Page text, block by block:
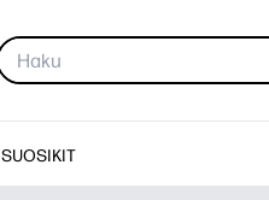
SUOSIKIT